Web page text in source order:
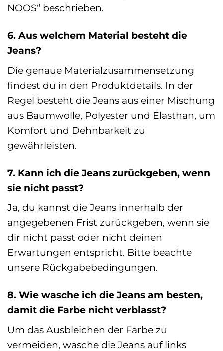
NOOS“ beschrieben.
6. Aus welchem Material besteht die
Jeans?
Die genaue Materialzusammensetzung
findest du in den Produktdetails. In der
Regel besteht die Jeans aus einer Mischung
aus Baumwolle, Polyester und Elasthan, um
Komfort und Dehnbarkeit zu
gewährleisten.
7. Kann ich die Jeans zurückgeben, wenn
sie nicht passt?
Ja, du kannst die Jeans innerhalb der
angegebenen Frist zurückgeben, wenn sie
dir nicht passt oder nicht deinen
Erwartungen entspricht. Bitte beachte
unsere Rückgabebedingungen.
8. Wie wasche ich die Jeans am besten,
damit die Farbe nicht verblasst?
Um das Ausbleichen der Farbe zu
vermeiden, wasche die Jeans auf links